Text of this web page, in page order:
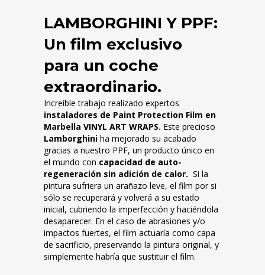
LAMBORGHINI Y PPF:
Un film exclusivo
para un coche
extraordinario.
Increíble trabajo realizado expertos
instaladores de Paint Protection Film en
Marbella VINYL ART WRAPS. Este precioso
Lamborghini ha mejorado su acabado
gracias a nuestro PPF, un producto único en
el mundo con capacidad de auto-
regeneración sin adición de calor. Si la
pintura sufriera un arañazo leve, el film por si
sólo se recuperará y volverá a su estado
inicial, cubriendo la imperfección y haciéndola
desaparecer. En el caso de abrasiones y/o
impactos fuertes, el film actuaría como capa
de sacrificio, preservando la pintura original, y
simplemente habría que sustituir el film.